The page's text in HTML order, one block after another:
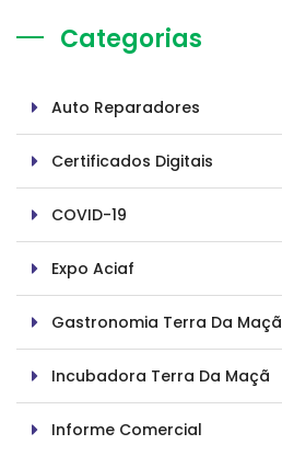
Categorias
Auto Reparadores
Certificados Digitais
COVID-19
Expo Aciaf
Gastronomia Terra Da Maçã
Incubadora Terra Da Maçã
Informe Comercial